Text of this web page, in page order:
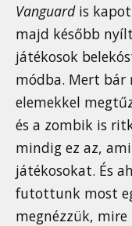
Vanguardis
majd később
játékosok
módba. Mert bár
elemekkel
és a zombik is
mindig ez az,
játékosokat. És
futottunk most
megnézzük,